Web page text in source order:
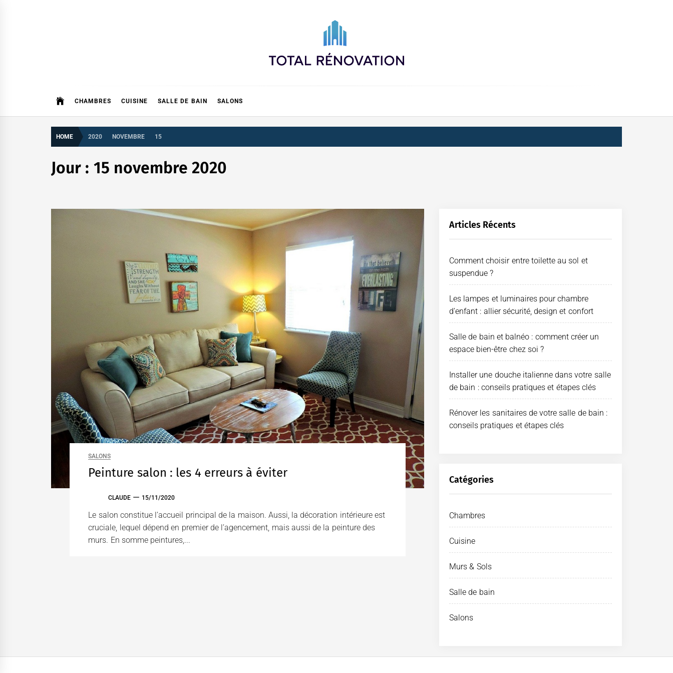
CHAMBRES CUISINE SALLE DE BAIN SALONS
HOME 2020 NOVEMBRE 15
Jour : 15 novembre 2020
SALONS
Peinture salon : les 4 erreurs à éviter
CLAUDE 15/11/2020
Le salon constitue l’accueil principal de la maison. Aussi, la décoration intérieure est
cruciale, lequel dépend en premier de l’agencement, mais aussi de la peinture des
murs. En somme peintures,...
Articles Récents
Comment choisir entre toilette au sol et
suspendue ?
Les lampes et luminaires pour chambre
d’enfant : allier sécurité, design et confort
Salle de bain et balnéo : comment créer un
espace bien-être chez soi ?
Installer une douche italienne dans votre salle
de bain : conseils pratiques et étapes clés
Rénover les sanitaires de votre salle de bain :
conseils pratiques et étapes clés
Catégories
Chambres
Cuisine
Murs & Sols
Salle de bain
Salons